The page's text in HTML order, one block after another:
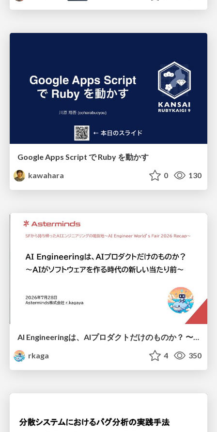
Google Apps Script で Ruby を動かす
kawahara
0 130
AI Engineeringは、AIプロダクトだけのものか？ 〜AIがソフトウェアを作る時代の新しい当たり前〜 / No AI in your product. AI Engineering in your development.
rkaga
4 350